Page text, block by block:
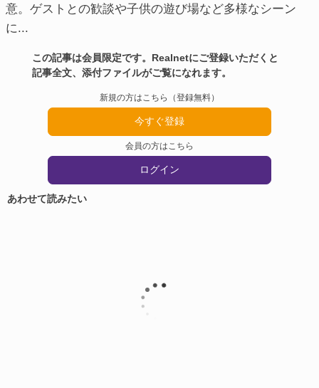
意。ゲストとの歓談や子供の遊び場など多様なシーン
に...
この記事は会員限定です。Realnetにご登録いただくと
記事全文、添付ファイルがご覧になれます。
新規の方はこちら（登録無料）
今すぐ登録
会員の方はこちら
ログイン
あわせて読みたい